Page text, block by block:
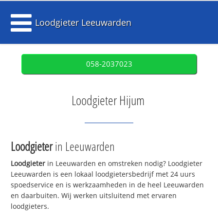
Loodgieter Leeuwarden
058-2037023
Loodgieter Hijum
Loodgieterin Leeuwarden
Loodgieter in Leeuwarden en omstreken nodig? Loodgieter
Leeuwarden is een lokaal loodgietersbedrijf met 24 uurs
spoedservice en is werkzaamheden in de heel Leeuwarden
en daarbuiten. Wij werken uitsluitend met ervaren
loodgieters.